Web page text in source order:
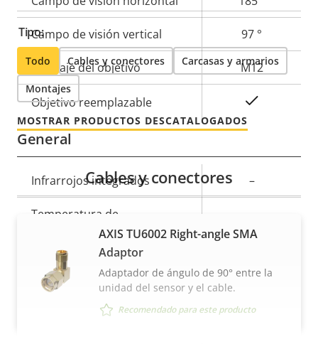
Campo de visión vertical 97 °
Montaje del objetivo M12
Objetivo reemplazable
General
Descripción
de
propiedad
Valor de
la
Infrarrojos integrados –
Temperatura de
funcionamiento
Preparada para exterior Sí
Clasificación IP
IP66, IP67,
Tipo:
Todo Cables y conectores Carcasas y armarios
Montajes
MOSTRAR PRODUCTOS DESCATALOGADOS
Cables y conectores
AXIS TU6002 Right-angle SMA
Adaptor
Adaptador de ángulo de 90° entre la
unidad del sensor y el cable.
Recomendado para este producto